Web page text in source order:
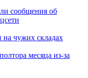
сообщения об
на чужих складах
месяца из-за